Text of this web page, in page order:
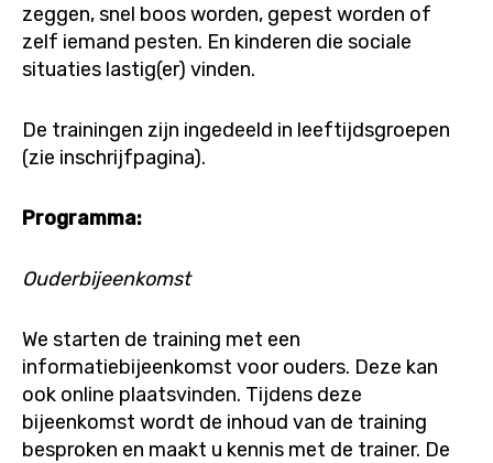
zeggen, snel boos worden, gepest worden of
zelf iemand pesten. En kinderen die sociale
situaties lastig(er) vinden.
De trainingen zijn ingedeeld in leeftijdsgroepen
(zie inschrijfpagina).
Programma:
Ouderbijeenkomst
We starten de training met een
informatiebijeenkomst voor ouders. Deze kan
ook online plaatsvinden. Tijdens deze
bijeenkomst wordt de inhoud van de training
besproken en maakt u kennis met de trainer. De